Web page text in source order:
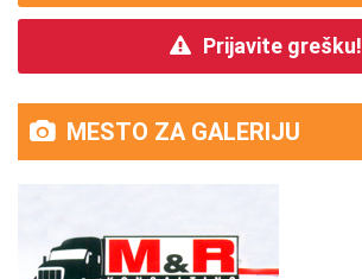
Prijavite grešku!
MESTO ZA GALERIJU